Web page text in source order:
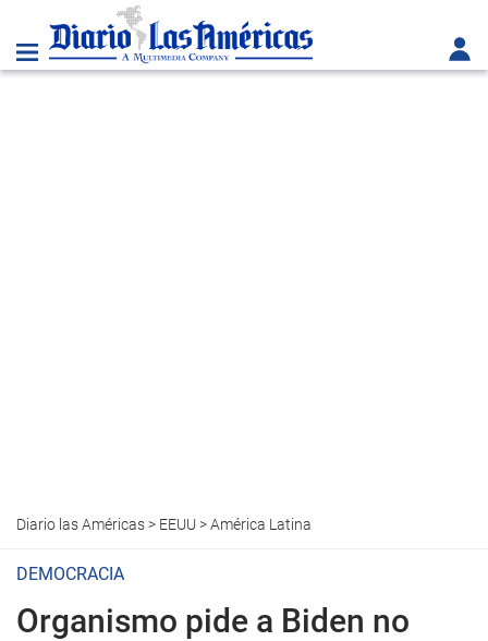
Diario las Américas> EEUU >América Latina
DEMOCRACIA
Organismo pide a Biden no